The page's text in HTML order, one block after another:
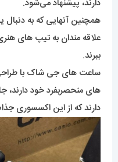
دارند، پیشنهاد می‌شود.
همچنین آنهایی که به
علاقه مندان به تیپ های
ببرند.
ساعت های جی شاک با
های منحصربفرد خود دارند،
دارند که از این اکسسوری